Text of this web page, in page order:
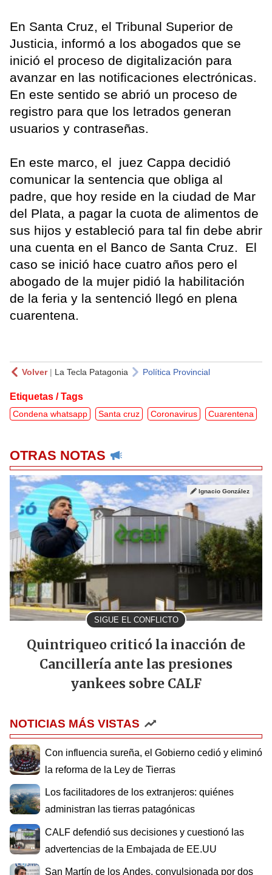
En Santa Cruz, el Tribunal Superior de
Justicia, informó a los abogados que se
inició el proceso de digitalización para
avanzar en las notificaciones electrónicas.
En este sentido se abrió un proceso de
registro para que los letrados generan
usuarios y contraseñas.
En este marco, el juez Cappa decidió
comunicar la sentencia que obliga al
padre, que hoy reside en la ciudad de Mar
del Plata, a pagar la cuota de alimentos de
sus hijos y estableció para tal fin debe abrir
una cuenta en el Banco de Santa Cruz. El
caso se inició hace cuatro años pero el
abogado de la mujer pidió la habilitación
de la feria y la sentenció llegó en plena
cuarentena.
Volver| La Tecla Patagonia Política Provincial
Etiquetas / Tags
Condena whatsapp Santa cruz Coronavirus Cuarentena
OTRAS NOTAS
SIGUE EL CONFLICTO
Ignacio González
Quintriqueo criticó la inacción de
Cancillería ante las presiones
yankees sobre CALF
NOTICIAS MÁS VISTAS
Con influencia sureña, el Gobierno cedió y eliminó
la reforma de la Ley de Tierras
Los facilitadores de los extranjeros: quiénes
administran las tierras patagónicas
CALF defendió sus decisiones y cuestionó las
advertencias de la Embajada de EE.UU
San Martín de los Andes, convulsionada por dos